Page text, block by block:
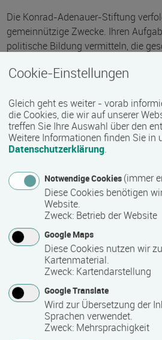
Die Konrad-Adenauer-Stiftung
gemeinnützige Zwecke. Ihren
politische Bildung vermitteln, die
dokumentieren, durch Forschung und
erarbeiten, die europäische
internationale Verständigung durch
Begegnungen pflegen sowie mit
Projekten und Programmen Hilfe
wissenschaftliche Aus- und
Menschen unterstützen sowie
Das Bildungsforum Mecklenburg-
Adenauer-Stiftung bietet Seminare,
Abendveranstaltungen,
Foren an. Vorliegende
einen Ausschnitt unserer Aktivitäten
wir auch mit Partnern zusammen
Veranstaltungen bei Ihnen "vor Ort"
Cookie-Einstellungen
Gleich geht es weiter - vorab
die Cookies, die wir auf unserer
treffen Sie Ihre Auswahl über den
Weitere Informationen finden Sie in
Datenschutzerklärung.
Notwendige Cookies (immer
Diese Cookies benötigen
Website.
Zweck: Betrieb der Website
Google Maps
Diese Cookies nutzen wir
Kartenmaterial.
Zweck: Kartendarstellung
Google Translate
Wird zur Übersetzung der
Sprachen verwendet.
Zweck: Mehrsprachigkeit